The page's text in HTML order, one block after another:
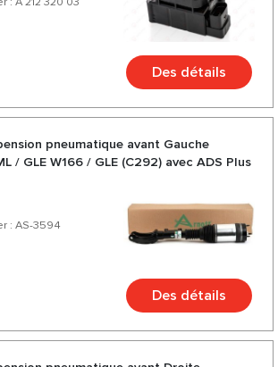
Des détails
pneumatique avant Gauche
/ GLE W166 / GLE (C292) avec ADS Plus
: AS-3594
Des détails